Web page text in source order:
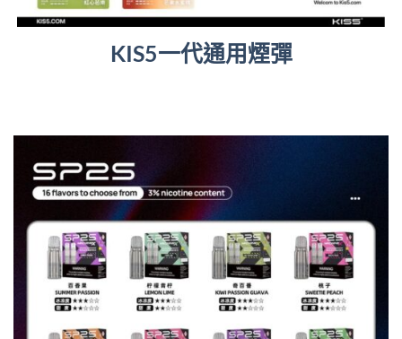
KIS5一代通用煙彈